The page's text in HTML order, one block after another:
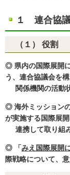
１ 連合協
（１） 役割
◎ 県内の国際展開
う、連合協議会を
関係機関の活動状
◎ 海外ミッション
が実施する国際展
連携して取り組み
◎ 「みえ国際展開
際戦略について、